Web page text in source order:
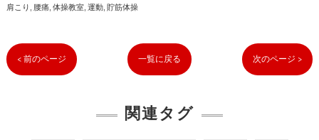
肩こり 腰痛 体操教室 運動 貯筋体操
< 前のページ 一覧に戻る 次のページ >
関連タグ